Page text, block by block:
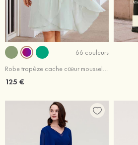
66 couleurs
Robe trapèze cache cœur mousseline longueur genou robe de mère de la mariée avec fleurs plissé veste
125 €